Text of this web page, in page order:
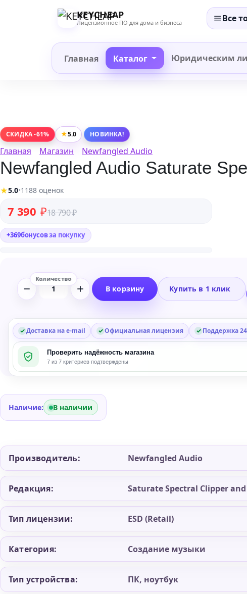
KEYCHEAP
Лицензионное ПО для дома и бизнеса Все
Главная Каталог Юридическим
СКИДКА -61% ★5.0 НОВИНКА!
Главная Магазин Newfangled Audio
Newfangled Audio Saturate
★5.0•1188 оценок
18 790₽
Первоначальная цена составляла 18 790 ₽.
7 390 ₽
Текущая цена: 7 390 ₽.
+369бонусовза покупку
Количество
Newfangled
Audio
Saturate
Spectral
Clipper
and
Overdrive
Plug-
in
В корзину Купить в 1 клик
Доставка на e-mail Официальная лицензия Поддержка
Проверить надёжность магазина
7 из 7 критериев подтверждены
Наличие: В наличии
Производитель: Newfangled Audio
Редакция: Saturate Spectral Clipper
Тип лицензии: ESD (Retail)
Категория: Создание музыки
Тип устройства: ПК, ноутбук